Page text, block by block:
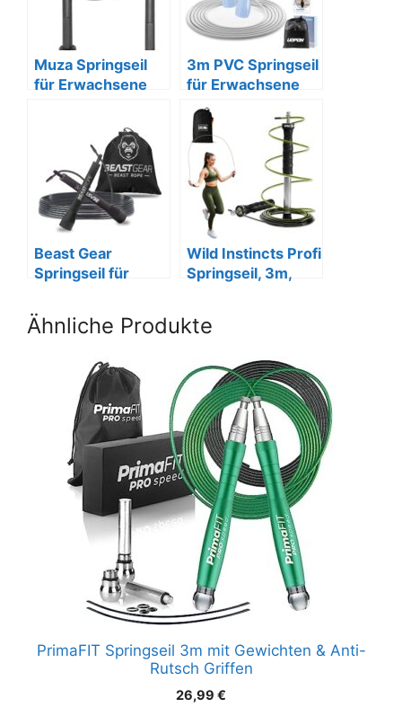
Muza Springseil
für Erwachsene
rutschfester Griff.
3m PVC Springseil
für Erwachsene
mit
Trainingsposter,
verstellbar
Beast Gear
Springseil für
Fitness-Speed-
Rope schwarz
Wild Instincts Profi
Springseil, 3m,
Ähnliche Produkte
PrimaFIT Springseil 3m mit Gewichten & Anti-
Rutsch Griffen
26,99 €